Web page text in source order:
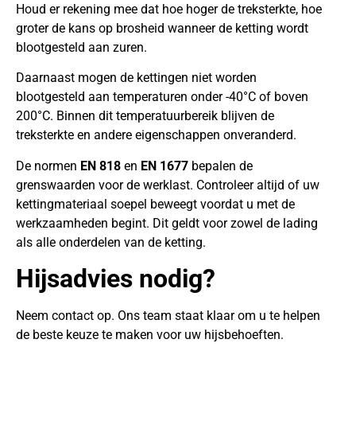
Houd er rekening mee dat hoe hoger de treksterkte, hoe
groter de kans op brosheid wanneer de ketting wordt
blootgesteld aan zuren.
Daarnaast mogen de kettingen niet worden
blootgesteld aan temperaturen onder -40°C of boven
200°C. Binnen dit temperatuurbereik blijven de
treksterkte en andere eigenschappen onveranderd.
De normen EN 818 en EN 1677 bepalen de
grenswaarden voor de werklast. Controleer altijd of uw
kettingmateriaal soepel beweegt voordat u met de
werkzaamheden begint. Dit geldt voor zowel de lading
als alle onderdelen van de ketting.
Hijsadvies nodig?
Neem contact op. Ons team staat klaar om u te helpen
de beste keuze te maken voor uw hijsbehoeften.